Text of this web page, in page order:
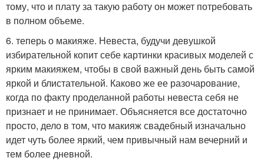
тому, что и плату за такую работу он может потребовать
в полном объеме.
6. теперь о макияже. Невеста, будучи девушкой
избирательной копит себе картинки красивых моделей с
ярким макияжем, чтобы в свой важный день быть самой
яркой и блистательной. Каково же ее разочарование,
когда по факту проделанной работы невеста себя не
признает и не принимает. Объясняется все достаточно
просто, дело в том, что макияж свадебный изначально
идет чуть более яркий, чем привычный нам вечерний и
тем более дневной.